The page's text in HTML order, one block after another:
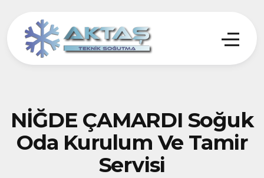
NİĞDE ÇAMARDI Soğuk
Oda Kurulum Ve Tamir
Servisi